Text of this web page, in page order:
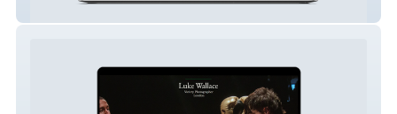
Banks Margate